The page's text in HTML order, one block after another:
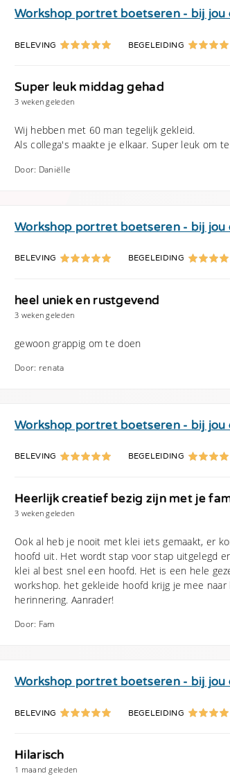
Workshop portret boetseren - bij jou
BELEVING BEGELEIDING
Super leuk middag gehad
3 weken geleden
Wij hebben met 60 man tegelijk gekleid.
Als collega's maakte je elkaar. Super leuk om
Door: Daniëlle
Workshop portret boetseren - bij jou
BELEVING BEGELEIDING
heel uniek en rustgevend
3 weken geleden
gewoon grappig om te doen
Door: renata
Workshop portret boetseren - bij jou
BELEVING BEGELEIDING
Heerlijk creatief bezig zijn met je
3 weken geleden
Ook al heb je nooit met klei iets gemaakt, er
hoofd uit. Het wordt stap voor stap uitgelegd
klei al best snel een hoofd. Het is een hele
workshop. het gekleide hoofd krijg je mee
herinnering. Aanrader!
Door: Fam
Workshop portret boetseren - bij jou
BELEVING BEGELEIDING
Hilarisch
1 maand geleden